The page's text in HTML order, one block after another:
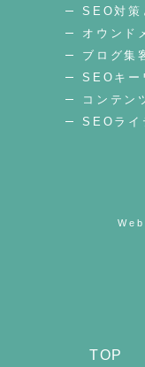
SEO対策
オウンド
ブログ集
SEOキー
コンテン
SEOライ
Web
TOP